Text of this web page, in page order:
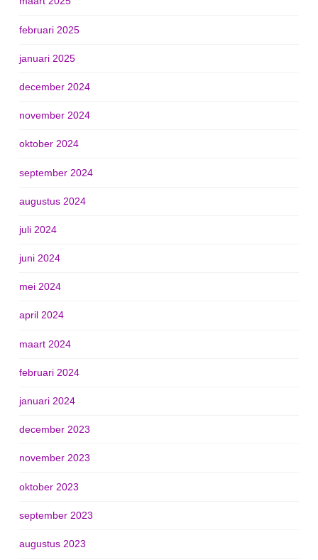
februari 2025
januari 2025
december 2024
november 2024
oktober 2024
september 2024
augustus 2024
juli 2024
juni 2024
mei 2024
april 2024
maart 2024
februari 2024
januari 2024
december 2023
november 2023
oktober 2023
september 2023
augustus 2023